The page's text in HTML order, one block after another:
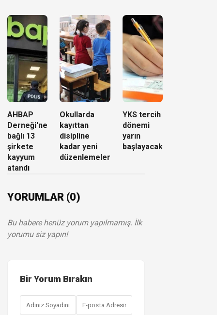
AHBAP
Derneği'ne
bağlı 13
şirkete
kayyum
atandı
Okullarda
kayıttan
disipline
kadar yeni
düzenlemeler
YKS tercih
dönemi
yarın
başlayacak
YORUMLAR (0)
Bu habere henüz yorum yapılmamış. İlk
yorumu siz yapın!
Bir Yorum Bırakın